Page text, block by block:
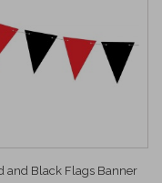
and Black Flags Banner